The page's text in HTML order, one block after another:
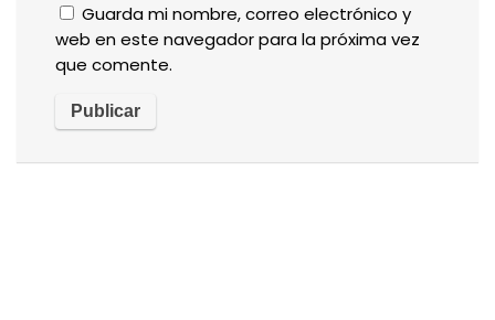
Guarda mi nombre, correo electrónico y
web en este navegador para la próxima vez
que comente.